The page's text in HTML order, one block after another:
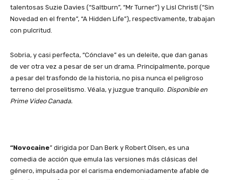
talentosas Suzie Davies (“Saltburn”, “Mr Turner”) y Lisl Christl (“Sin
Novedad en el frente”, “A Hidden Life”), respectivamente, trabajan
con pulcritud.
Sobria, y casi perfecta, “Cónclave” es un deleite, que dan ganas
de ver otra vez a pesar de ser un drama. Principalmente, porque
a pesar del trasfondo de la historia, no pisa nunca el peligroso
terreno del proselitismo. Véala, y juzgue tranquilo. Disponible en
Prime Video Canada.
“Novocaine” dirigida por Dan Berk y Robert Olsen, es una
comedia de acción que emula las versiones más clásicas del
género, impulsada por el carisma endemoniadamente afable de